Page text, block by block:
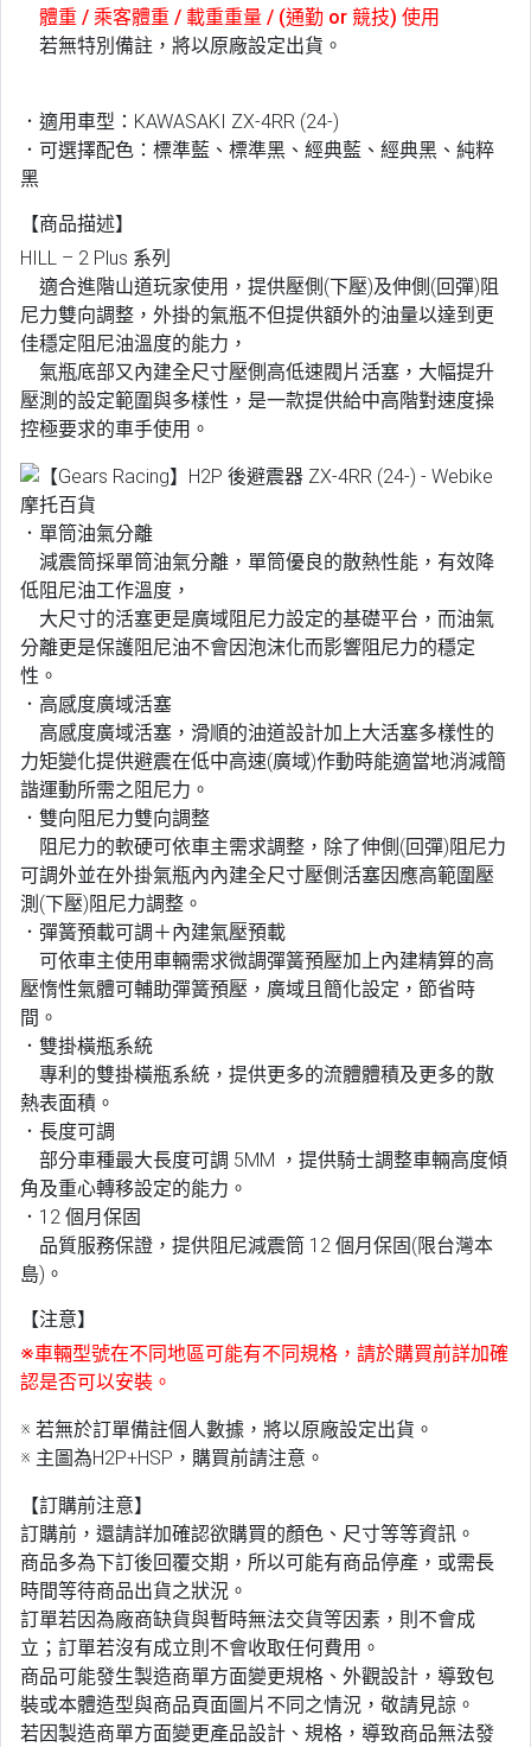
體重 / 乘客體重 / 載重重量 / (通勤 or 競技) 使用
若無特別備註，將以原廠設定出貨。
．適用車型：KAWASAKI ZX-4RR (24-)
．可選擇配色：標準藍、標準黑、經典藍、經典黑、純粹
黑
【商品描述】
HILL – 2 Plus 系列
適合進階山道玩家使用，提供壓側(下壓)及伸側(回彈)阻
尼力雙向調整，外掛的氣瓶不但提供額外的油量以達到更
佳穩定阻尼油溫度的能力，
氣瓶底部又內建全尺寸壓側高低速閥片活塞，大幅提升
壓測的設定範圍與多樣性，是一款提供給中高階對速度操
控極要求的車手使用。
．單筒油氣分離
減震筒採單筒油氣分離，單筒優良的散熱性能，有效降
低阻尼油工作溫度，
大尺寸的活塞更是廣域阻尼力設定的基礎平台，而油氣
分離更是保護阻尼油不會因泡沫化而影響阻尼力的穩定
性。
．高感度廣域活塞
高感度廣域活塞，滑順的油道設計加上大活塞多樣性的
力矩變化提供避震在低中高速(廣域)作動時能適當地消減簡
諧運動所需之阻尼力。
．雙向阻尼力雙向調整
阻尼力的軟硬可依車主需求調整，除了伸側(回彈)阻尼力
可調外並在外掛氣瓶內內建全尺寸壓側活塞因應高範圍壓
測(下壓)阻尼力調整。
．彈簧預載可調＋內建氣壓預載
可依車主使用車輛需求微調彈簧預壓加上內建精算的高
壓惰性氣體可輔助彈簧預壓，廣域且簡化設定，節省時
間。
．雙掛橫瓶系統
專利的雙掛橫瓶系統，提供更多的流體體積及更多的散
熱表面積。
．長度可調
部分車種最大長度可調 5MM ，提供騎士調整車輛高度傾
角及重心轉移設定的能力。
．12 個月保固
品質服務保證，提供阻尼減震筒 12 個月保固(限台灣本
島)。
【注意】
※車輛型號在不同地區可能有不同規格，請於購買前詳加確
認是否可以安裝。
※ 若無於訂單備註個人數據，將以原廠設定出貨。
※ 主圖為H2P+HSP，購買前請注意。
【訂購前注意】
訂購前，還請詳加確認欲購買的顏色、尺寸等等資訊。
商品多為下訂後回覆交期，所以可能有商品停產，或需長
時間等待商品出貨之狀況。
訂單若因為廠商缺貨與暫時無法交貨等因素，則不會成
立；訂單若沒有成立則不會收取任何費用。
商品可能發生製造商單方面變更規格、外觀設計，導致包
裝或本體造型與商品頁面圖片不同之情況，敬請見諒。
若因製造商單方面變更產品設計、規格，導致商品無法發